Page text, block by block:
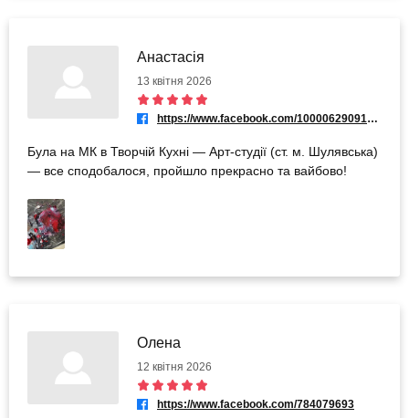
Анастасія
13 квітня 2026
https://www.facebook.com/100006290918822
Була на МК в Творчій Кухні — Арт-студії (ст. м. Шулявська)
— все сподобалося, пройшло прекрасно та вайбово!
Олена
12 квітня 2026
https://www.facebook.com/784079693